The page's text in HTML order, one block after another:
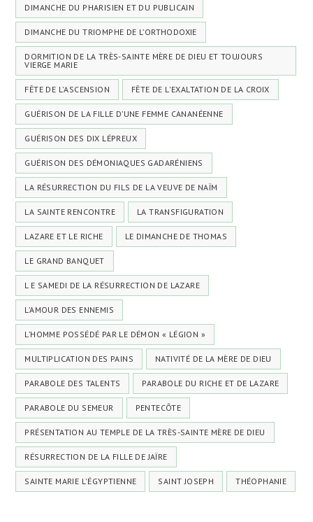
DIMANCHE DU PHARISIEN ET DU PUBLICAIN
DIMANCHE DU TRIOMPHE DE L’ORTHODOXIE
DORMITION DE LA TRÈS-SAINTE MÈRE DE DIEU ET TOUJOURS
VIERGE MARIE
FÊTE DE L'ASCENSION FÊTE DE L'EXALTATION DE LA CROIX
GUÉRISON DE LA FILLE D’UNE FEMME CANANÉENNE
GUÉRISON DES DIX LÉPREUX
GUÉRISON DES DÉMONIAQUES GADARÉNIENS
LA RÉSURRECTION DU FILS DE LA VEUVE DE NAÏM
LA SAINTE RENCONTRE LA TRANSFIGURATION
LAZARE ET LE RICHE LE DIMANCHE DE THOMAS
LE GRAND BANQUET
L E SAMEDI DE LA RÉSURRECTION DE LAZARE
L’AMOUR DES ENNEMIS
L’HOMME POSSÉDÉ PAR LE DÉMON « LÉGION »
MULTIPLICATION DES PAINS NATIVITÉ DE LA MÈRE DE DIEU
PARABOLE DES TALENTS PARABOLE DU RICHE ET DE LAZARE
PARABOLE DU SEMEUR PENTECÔTE
PRÉSENTATION AU TEMPLE DE LA TRÈS-SAINTE MÈRE DE DIEU
RÉSURRECTION DE LA FILLE DE JAÏRE
SAINTE MARIE L'ÉGYPTIENNE SAINT JOSEPH THÉOPHANIE